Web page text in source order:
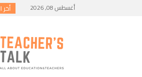
أغسطس 08, 2026 أخر